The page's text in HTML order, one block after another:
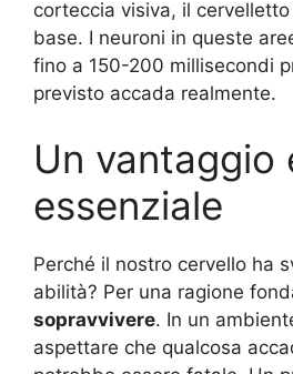
corteccia visiva, il
base. I neuroni in queste
fino a 150-200 millisecondi
previsto accada realmente.
Un vantaggio
essenziale
Perché il nostro cervello ha
abilità? Per una ragione
sopravvivere. In un
aspettare che qualcosa